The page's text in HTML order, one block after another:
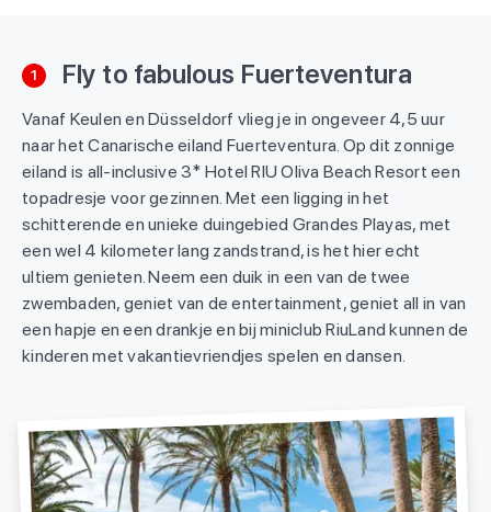
1 Fly to fabulous Fuerteventura
Vanaf Keulen en Düsseldorf vlieg je in ongeveer 4,5 uur
naar het Canarische eiland Fuerteventura. Op dit zonnige
eiland is all-inclusive 3* Hotel RIU Oliva Beach Resort een
topadresje voor gezinnen. Met een ligging in het
schitterende en unieke duingebied Grandes Playas, met
een wel 4 kilometer lang zandstrand, is het hier echt
ultiem genieten. Neem een duik in een van de twee
zwembaden, geniet van de entertainment, geniet all in van
een hapje en een drankje en bij miniclub RiuLand kunnen de
kinderen met vakantievriendjes spelen en dansen.